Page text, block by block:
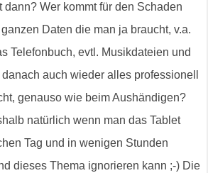
dann? Wer kommt für den Schaden
Daten die man ja braucht, v.a.
Telefonbuch, evtl. Musikdateien und
auch wieder alles professionell
genauso wie beim Aushändigen?
natürlich wenn man das Tablet
Tag und in wenigen Stunden
dieses Thema ignorieren kann ;-) Die